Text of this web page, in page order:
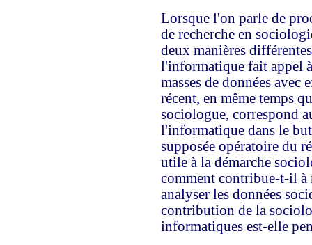
Lorsque l'on parle de
de recherche en
deux manières
l'informatique fait appel
masses de données
récent, en même temps
sociologue, correspond
l'informatique dans le
supposée opératoire du
utile à la démarche
comment contribue-t-il à
analyser les données
contribution de la
informatiques est-elle